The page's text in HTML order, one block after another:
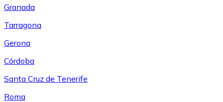
Granada
Tarragona
Gerona
Córdoba
Santa Cruz de Tenerife
Roma